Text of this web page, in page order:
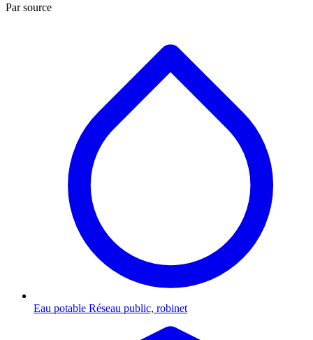
Par source
Eau potable Réseau public, robinet